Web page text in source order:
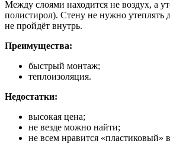
Между слоями находится не воздух, а
полистирол). Стену не нужно утеплять
не пройдёт внутрь.
Преимущества:
быстрый монтаж;
теплоизоляция.
Недостатки:
высокая цена;
не везде можно найти;
не всем нравится «пластиковый»